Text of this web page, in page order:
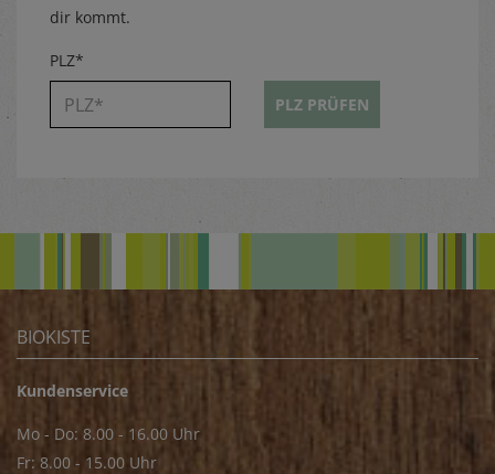
dir kommt.
PLZ*
PLZ PRÜFEN
BIOKISTE
Kundenservice
Mo - Do: 8.00 - 16.00 Uhr
Fr: 8.00 - 15.00 Uhr